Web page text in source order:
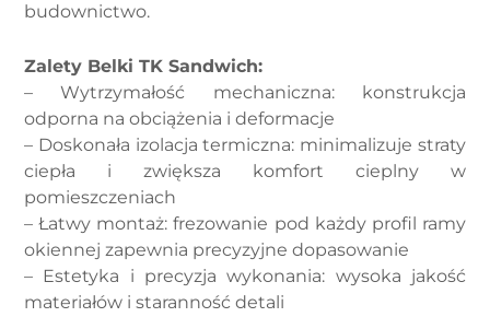
budownictwo.
Zalety Belki TK Sandwich:
– Wytrzymałość mechaniczna: konstrukcja
odporna na obciążenia i deformacje
– Doskonała izolacja termiczna: minimalizuje straty
ciepła i zwiększa komfort cieplny w
pomieszczeniach
– Łatwy montaż: frezowanie pod każdy profil ramy
okiennej zapewnia precyzyjne dopasowanie
– Estetyka i precyzja wykonania: wysoka jakość
materiałów i staranność detali